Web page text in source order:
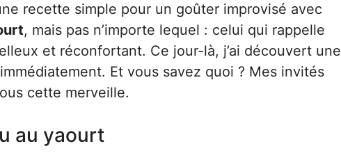
recette simple pour un goûter improvisé avec
, mais pas n’importe lequel : celui qui rappelle
et réconfortant. Ce jour-là, j’ai découvert une
Et vous savez quoi ? Mes invités
cette merveille.
au yaourt